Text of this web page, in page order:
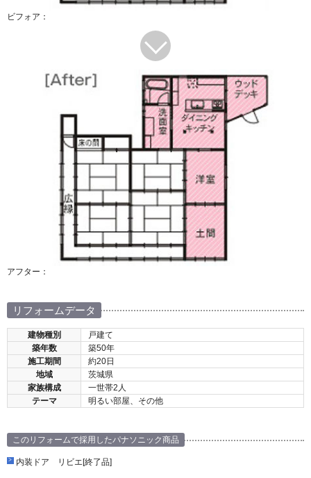
ビフォア：
アフター：
リフォームデータ
建物種別
戸建て
築年数
築50年
施工期間
約20日
地域
茨城県
家族構成
一世帯2人
テーマ
明るい部屋、その他
このリフォームで採用したパナソニック商品
内装ドア リビエ[終了品]